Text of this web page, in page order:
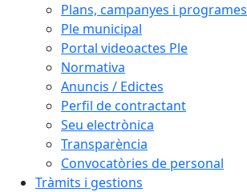
Plans, campanyes i programes
Ple municipal
Portal videoactes Ple
Normativa
Anuncis / Edictes
Perfil de contractant
Seu electrònica
Transparència
Convocatòries de personal
Tràmits i gestions